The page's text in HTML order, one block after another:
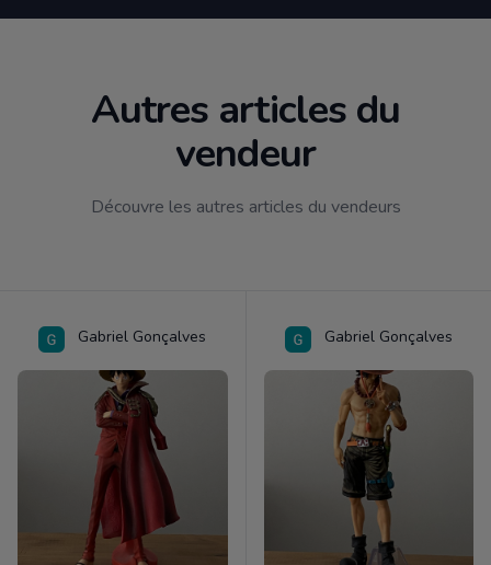
Autres articles du
vendeur
Découvre les autres articles du vendeurs
Gabriel Gonçalves Gabriel Gonçalves